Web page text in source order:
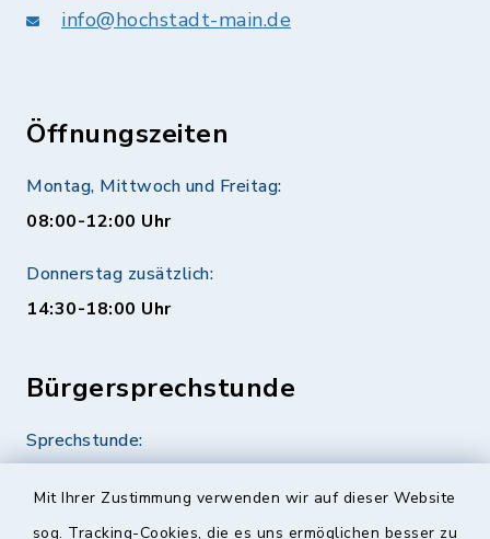
Mit Ihrer Zustimmung verwenden wir auf dieser Website
sog. Tracking-Cookies, die es uns ermöglichen besser zu
info@hochstadt-main.de
Öffnungszeiten
Montag, Mittwoch und Freitag:
08:00-12:00 Uhr
Donnerstag zusätzlich:
14:30-18:00 Uhr
Bürgersprechstunde
Sprechstunde: